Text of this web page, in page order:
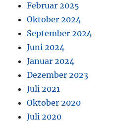
Februar 2025
Oktober 2024
September 2024
Juni 2024
Januar 2024
Dezember 2023
Juli 2021
Oktober 2020
Juli 2020